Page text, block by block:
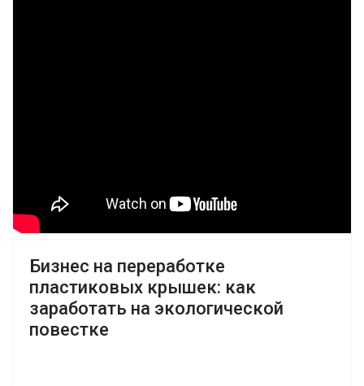
Бизнес на переработке
пластиковых крышек: как
заработать на экологической
повестке